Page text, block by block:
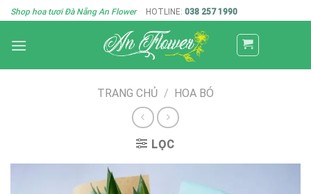
Skip
to
content
Shop hoa tươi Đà Nẵng An Flower HOTLINE: 038 257 1990
TRANG CHỦ / HOA BÓ
LỌC